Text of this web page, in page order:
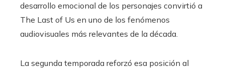
desarrollo emocional de los personajes convirtió a
The Last of Us en uno de los fenómenos
audiovisuales más relevantes de la década.
La segunda temporada reforzó esa posición al